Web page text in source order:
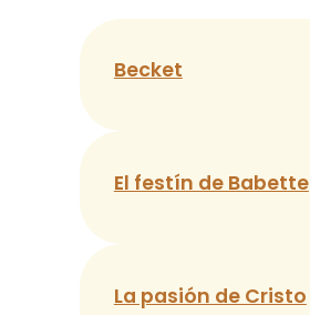
Becket
El festín de Babette
La pasión de Cristo